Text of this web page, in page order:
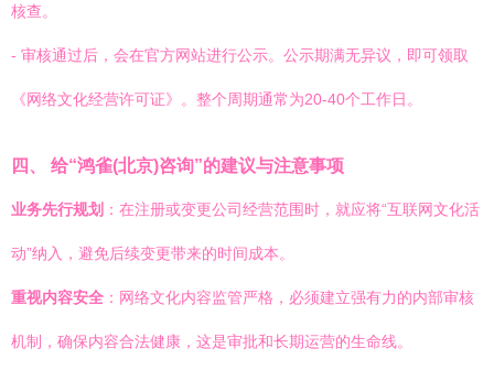
核查。
- 审核通过后，会在官方网站进行公示。公示期满无异议，即可领取
《网络文化经营许可证》。整个周期通常为20-40个工作日。
四、 给“鸿雀(北京)咨询”的建议与注意事项
业务先行规划 ：在注册或变更公司经营范围时，就应将“互联网文化活
动”纳入，避免后续变更带来的时间成本。
重视内容安全 ：网络文化内容监管严格，必须建立强有力的内部审核
机制，确保内容合法健康，这是审批和长期运营的生命线。